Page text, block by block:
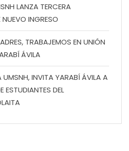
LANZA TERCERA
INGRESO
TRABAJEMOS EN UNIÓN
ÁVILA
UMSNH, INVITA YARABÍ ÁVILA A
ESTUDIANTES DEL